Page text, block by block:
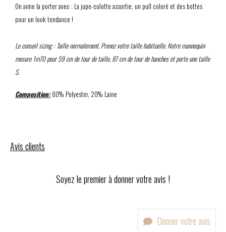
On aime la porter avec : La jupe-culotte assortie, un pull coloré et des bottes
pour un look tendance !
Le conseil sizing : Taille normalement. Prenez votre taille habituelle. Notre mannequin
mesure 1m70 pour 59 cm de tour de taille, 87 cm de tour de hanches et porte une taille
S.
Composition:80% Polyester, 20% Laine
Avis clients
Soyez le premier à donner votre avis !
Donner votre avis